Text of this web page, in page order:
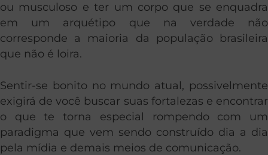
ou musculoso e ter um corpo que se enquadra
em um arquétipo que na verdade não
corresponde a maioria da população brasileira
que não é loira.
Sentir-se bonito no mundo atual, possivelmente
exigirá de você buscar suas fortalezas e encontrar
o que te torna especial rompendo com um
paradigma que vem sendo construído dia a dia
pela mídia e demais meios de comunicação.